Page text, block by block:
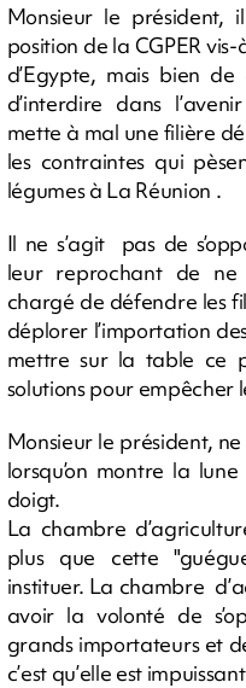
Monsieur le président, il
position de la CGPER
d’Egypte, mais bien
d’interdire dans
mette à mal une filière
les contraintes qui
légumes à La Réunion .
Il ne s’agit pas de
leur reprochant de ne
chargé de défendre les
déplorer l’importation
mettre sur la table ce
solutions pour empêcher
Monsieur le président,
lorsqu’on montre la
doigt.
La chambre
plus que cette
instituer. La chambre
avoir la volonté de
grands importateurs et
c’est qu’elle est